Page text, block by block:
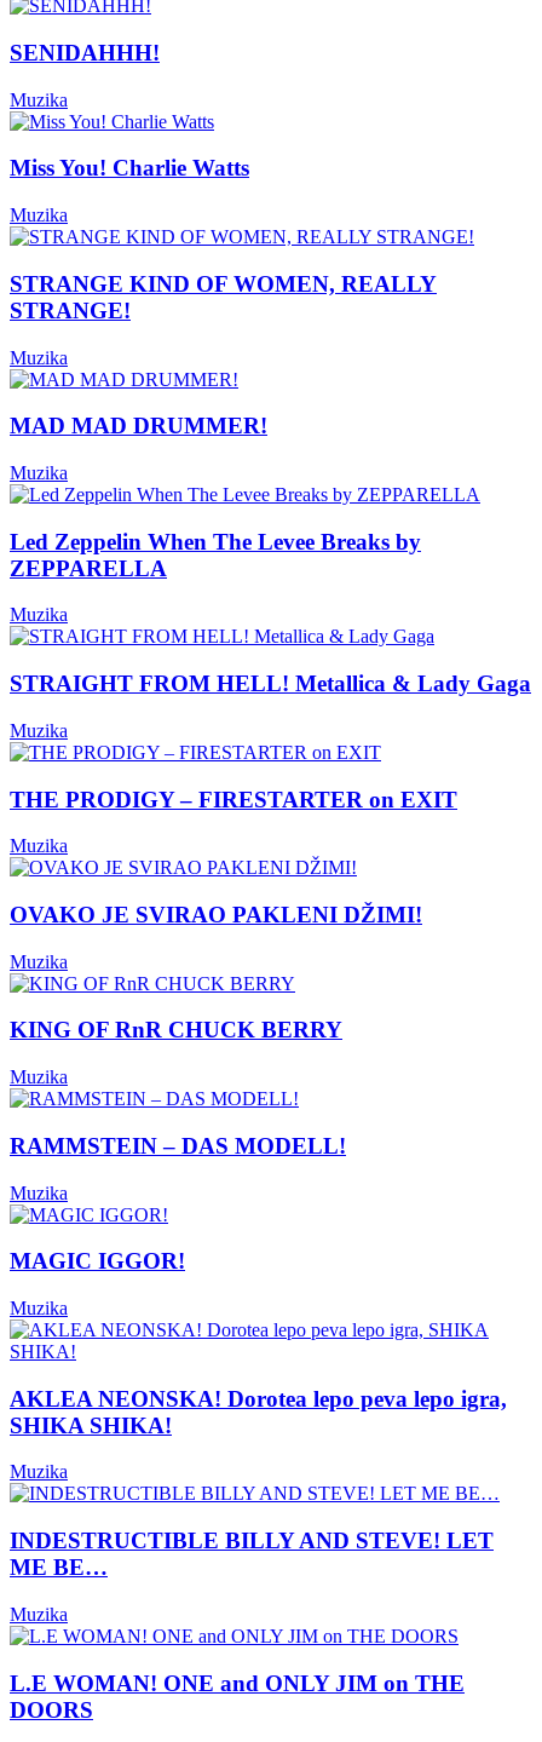
SENIDAHHH!
Muzika
Miss You! Charlie Watts
Muzika
STRANGE KIND OF WOMEN, REALLY
STRANGE!
Muzika
MAD MAD DRUMMER!
Muzika
Led Zeppelin When The Levee Breaks by
ZEPPARELLA
Muzika
STRAIGHT FROM HELL! Metallica & Lady Gaga
Muzika
THE PRODIGY – FIRESTARTER on EXIT
Muzika
OVAKO JE SVIRAO PAKLENI DŽIMI!
Muzika
KING OF RnR CHUCK BERRY
Muzika
RAMMSTEIN – DAS MODELL!
Muzika
MAGIC IGGOR!
Muzika
AKLEA NEONSKA! Dorotea lepo peva lepo igra,
SHIKA SHIKA!
Muzika
INDESTRUCTIBLE BILLY AND STEVE! LET
ME BE…
Muzika
L.E WOMAN! ONE and ONLY JIM on THE
DOORS